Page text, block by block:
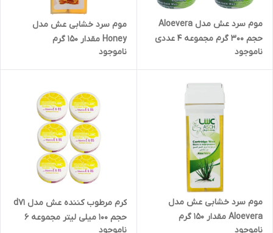
موم سرد عش مدل Aloevera
حجم 300 گرم مجموعه 4 عددی
ناموجود
موم سرد خشابی عش مدل
Honey مقدار 150 گرم
ناموجود
موم سرد خشابی عش مدل
Aloevera مقدار 150 گرم
ناموجود
کرم مرطوب کننده عش مدل d71
حجم 100 میلی لیتر مجموعه 6
ناموجود